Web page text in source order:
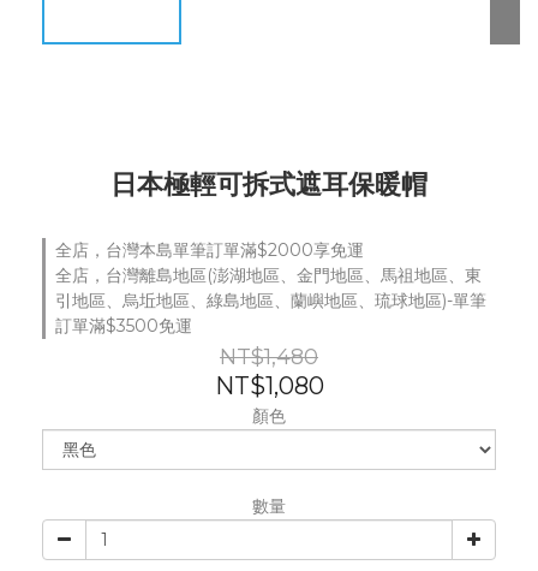
日本極輕可拆式遮耳保暖帽
全店，台灣本島單筆訂單滿$2000享免運
全店，台灣離島地區(澎湖地區、金門地區、馬祖地區、東
引地區、烏坵地區、綠島地區、蘭嶼地區、琉球地區)-單筆
訂單滿$3500免運
NT$1,480
NT$1,080
顏色
數量